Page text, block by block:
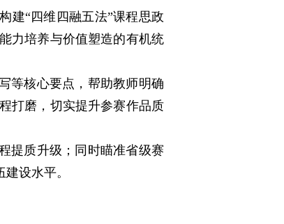
建“四维四融五法”课程思政
力培养与价值塑造的有机统
等核心要点，帮助教师明确
打磨，切实提升参赛作品质
提质升级；同时瞄准省级赛
设水平。